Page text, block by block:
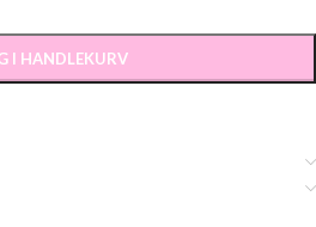
I HANDLEKURV